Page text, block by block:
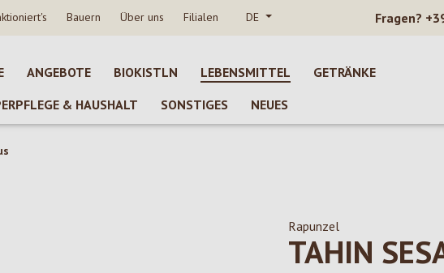
Bauern Über uns Filialen DE Fragen?
ANGEBOTE BIOKISTLN LEBENSMITTEL
GETRÄNKE
& HAUSHALT
SONSTIGES NEUES
Rapunzel
TAHIN